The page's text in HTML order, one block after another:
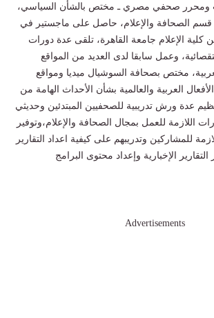
ومحرر صحفي مصري ـ مختص بالشأن السياسي،
قسم الصحافة والإعلام، حاصل على ماجستير في
كلية الإعلام جامعة القاهرة، تلقى عدة دورات
وعمل سابقا لدى العديد من المواقع
مختص بصحافة السوشيال ميديا ومواقع
العربية والعالمية بشأن الأحداث الهامة من
عدة ورش تدريبية للصحفيين المبتدئين وحديثي
اللازمة للعمل بمجال الصحافة والإعلام،وتوفير
للمشاركين وتدريبهم على كيفية اعداد التقارير
الإخبارية وإعداد محتوى البرامج
Advertisements